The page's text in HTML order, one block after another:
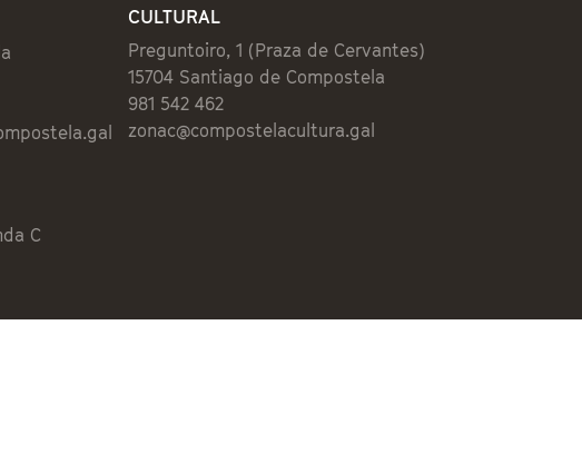
CULTURAL
Preguntoiro, 1 (Praza de Cervantes)
15704 Santiago de Compostela
981 542 462
zonac@compostelacultura.gal
C